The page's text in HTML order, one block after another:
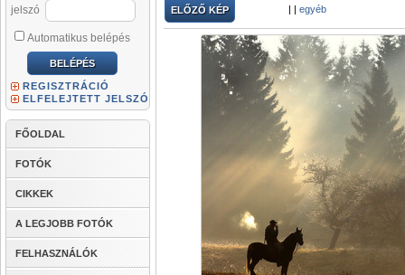
jelszó
Automatikus belépés
REGISZTRÁCIÓ
ELFELEJTETT JELSZÓ
FŐOLDAL
FOTÓK
CIKKEK
A LEGJOBB FOTÓK
FELHASZNÁLÓK
ELŐZŐ KÉP | | egyéb